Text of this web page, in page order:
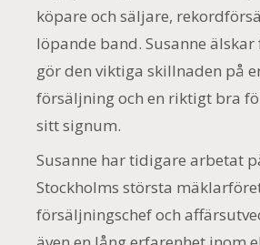
köpare och säljare,
löpande band. Susanne
gör den viktiga skillnaden på
försäljning och en riktigt bra
sitt signum.
Susanne har tidigare arbetat
Stockholms största
försäljningschef och